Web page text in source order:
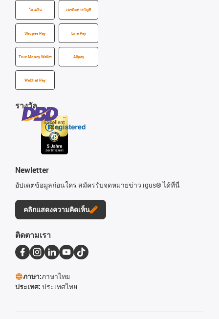
โอนเงิน เครดิตทางบัญชี
Shopee Pay Line Pay
True Money Wallet Alipay
WeChat Pay
รางวัล
Newletter
อัปเดตข้อมูลก่อนใคร สมัครรับจดหมายข่าว igus® ได้ที่นี่
คลิกแสดงความคิดเห็น
ติดตามเรา
ภาษา:ภาษาไทย
ประเทศ: ประเทศไทย